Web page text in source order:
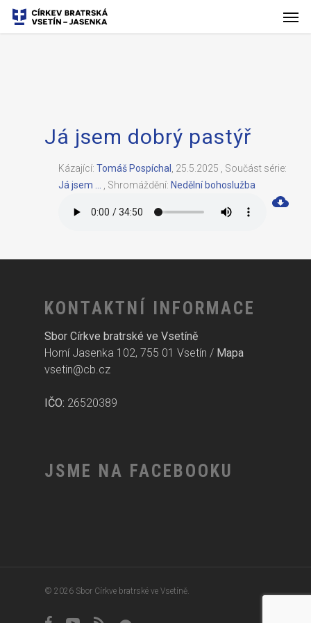
Já jsem dobrý pastýř
Kázající: Tomáš Pospíchal 25.5.2025
Součást série:
Já jsem ...
Shromáždění: Nedělní bohoslužba
KONTAKTNÍ INFORMACE
Sbor Církve bratrské ve Vsetíně
Horní Jasenka 102, 755 01 Vsetín / Mapa
vsetin@cb.cz
IČO: 26520389
JSME NA FACEBOOKU
© 2026 Sbor Církve bratrské ve Vsetíně.